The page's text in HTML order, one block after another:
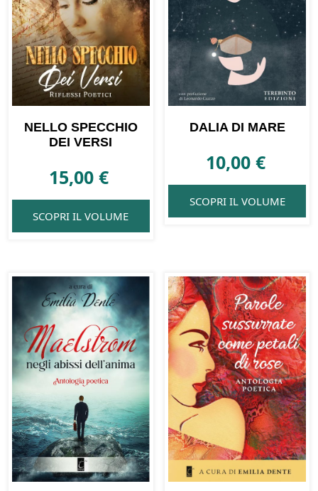
NELLO SPECCHIO
DEI VERSI
15,00€
SCOPRI IL VOLUME
DALIA DI MARE
10,00 €
SCOPRI IL VOLUME